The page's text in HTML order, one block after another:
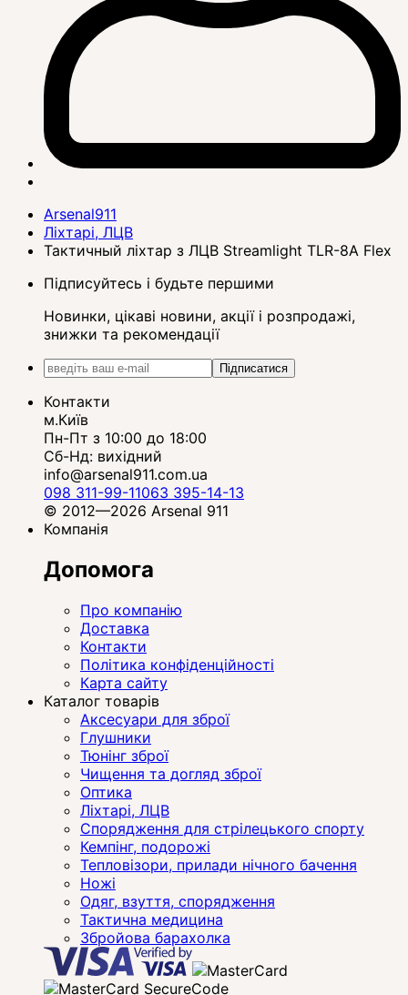
Arsenal911
Ліхтарі, ЛЦВ
Тактичный ліхтар з ЛЦВ Streamlight TLR-8A Flex
Підписуйтесь і будьте першими
Новинки, цікаві новини, акції і розпродажі,
знижки та рекомендації
Підписатися
Контакти
м.Київ
Пн-Пт з 10:00 до 18:00
Сб-Нд: вихідний
info@arsenal911.com.ua
098 311-99-11063 395-14-13
© 2012—2026 Arsenal 911
Компанія
Допомога
Про компанію
Доставка
Контакти
Політика конфіденційності
Карта сайту
Каталог товарів
Аксесуари для зброї
Глушники
Тюнінг зброї
Чищення та догляд зброї
Оптика
Ліхтарі, ЛЦВ
Спорядження для стрілецького спорту
Кемпінг, подорожі
Тепловізори, прилади нічного бачення
Ножі
Одяг, взуття, спорядження
Тактична медицина
Збройова барахолка